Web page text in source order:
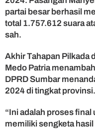
i
m
B
a
r
u
partai besar berhasil
total 1.757.612 suara
sah.
Akhir Tahapan Pilkada
Medo Patria
DPRD Sumbar
2024 di tingkat provinsi.
“Ini adalah proses final
memiliki sengketa